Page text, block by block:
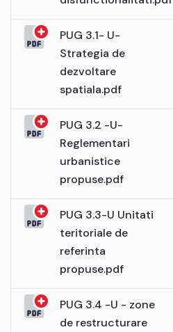
PUG 3.1- U-
Strategia de
dezvoltare
spatiala.pdf
PUG 3.2 -U-
Reglementari
urbanistice
propuse.pdf
PUG 3.3-U Unitati
teritoriale de
referinta
propuse.pdf
PUG 3.4 -U - zone
de restructurare